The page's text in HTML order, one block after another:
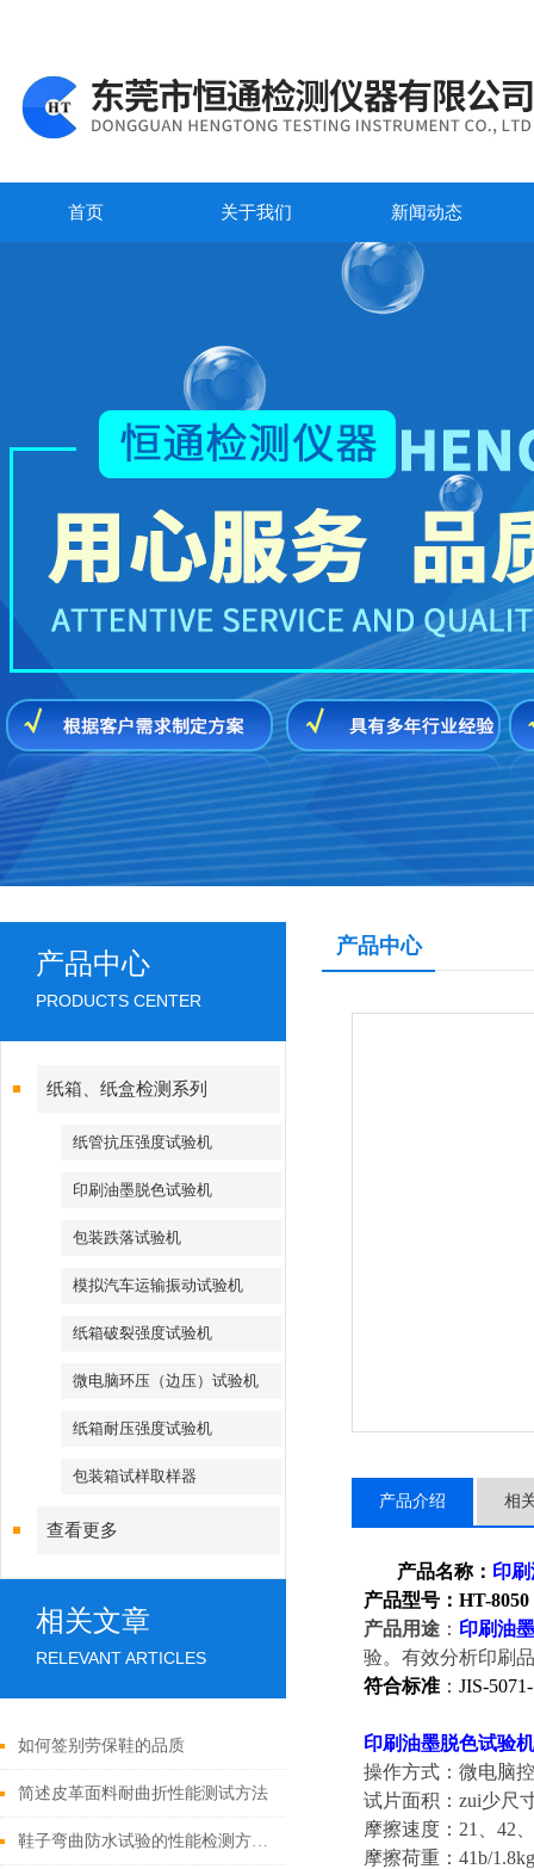
首页 关于我们 新闻动态
产品中心
PRODUCTS CENTER
纸箱、纸盒检测系列
纸管抗压强度试验机
印刷油墨脱色试验机
包装跌落试验机
模拟汽车运输振动试验机
纸箱破裂强度试验机
微电脑环压（边压）试验机
纸箱耐压强度试验机
包装箱试样取样器
查看更多
相关文章
RELEVANT ARTICLES
如何签别劳保鞋的品质
简述皮革面料耐曲折性能测试方法
鞋子弯曲防水试验的性能检测方法与分析
产品中心
产品介绍 相
产品名称： 印刷
产品型号： HT-8050
产品用途 ： 印刷油
验。有效分析印刷
符合标准 ： JIS-
印刷油墨脱色试验机
操作方式：微电脑
试片面积：zui少尺
摩擦速度：21、42
摩擦荷重：41b/1.8kg